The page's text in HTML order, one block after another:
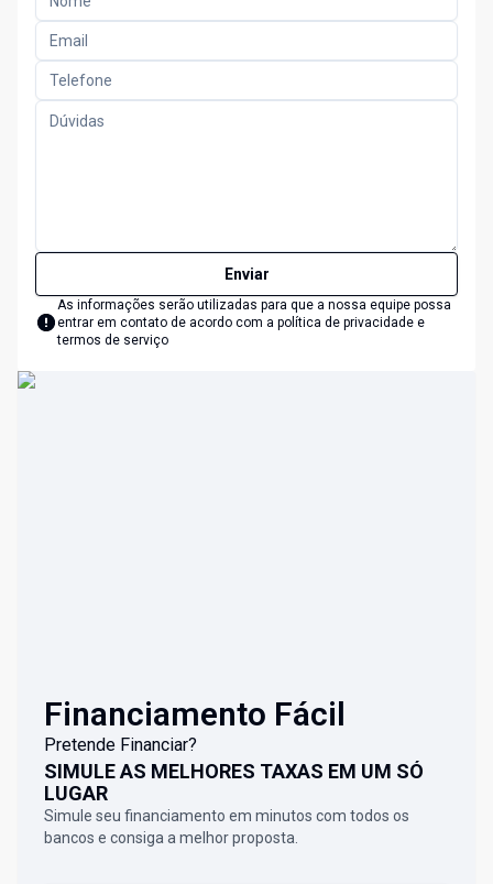
Enviar
As informações serão utilizadas para que a nossa equipe possa
entrar em contato de acordo com a política de privacidade e
termos de serviço
Financiamento Fácil
Pretende Financiar?
SIMULE AS MELHORES TAXAS EM UM SÓ
LUGAR
Simule seu financiamento em minutos com todos os
bancos e consiga a melhor proposta.